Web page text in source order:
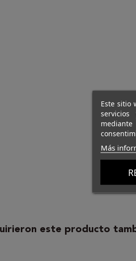
este producto
Este sitio
Más